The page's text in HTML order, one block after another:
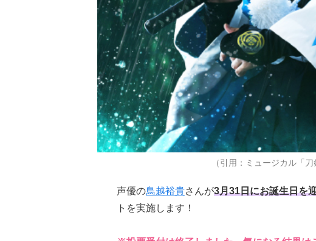
（引用：ミュージカル「刀
声優の鳥越裕貴さんが3月31日にお誕生日を
トを実施します！